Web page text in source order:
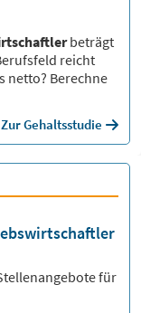
beträgt
reicht
netto? Berechne
Zur Gehaltsstudie
für